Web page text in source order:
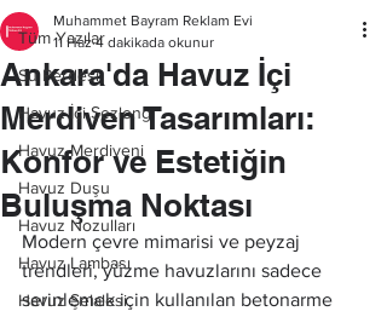
Tüm Yazılar
Su Perdesi
Havuz İçi Şezlong
Havuz Merdiveni
Havuz Duşu
Havuz Nozulları
Havuz Lambası
Havuz Şelalesi
Ankara'da Havuz İçi
Merdiven Tasarımları:
Konfor ve Estetiğin
Buluşma Noktası
Muhammet Bayram Reklam Evi
11 Haz 4 dakikada okunur
Modern çevre mimarisi ve peyzaj
trendleri, yüzme havuzlarını sadece
serinlemek için kullanılan betonarme